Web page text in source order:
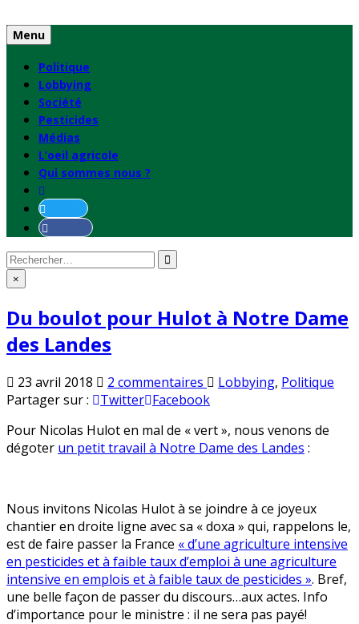
to
content
Menu
Politique
Lobbying
Société
Pesticides
Médias
L’oeil agricole
Qui sommes nous ?
Rechercher
: ×
Du boulot pour Hulot à Notre Dame
des Landes
23 avril 2018 2 commentaires sur
Du
pour
Hulot
Dame
des
Landes
Publié
Lobbying, Politique
Partager sur :
Twitter Facebook
Pour Nicolas Hulot en mal de « vert », nous venons de
dégoter un petit travail à Notre Dame des Landes :
Nous invitons Nicolas Hulot à se joindre à ce joyeux
chantier en droite ligne avec sa « doxa » qui, rappelons le,
est de faire passer la France « d’une agriculture intensive
en pesticides et à faible taux d’emploi à une agriculture
intensive en emplois et à faible taux de pesticides ». Bref,
une belle façon de passer du discours…aux actes. Info
d’importance pour le ministre : il ne sera pas payé!